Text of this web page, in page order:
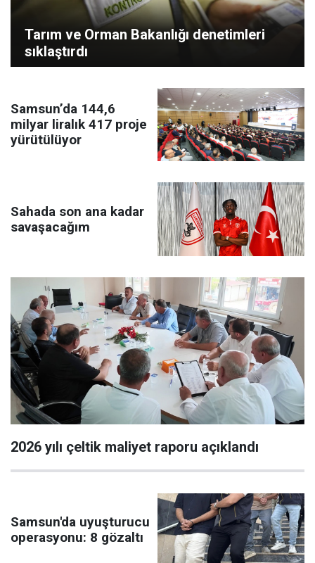
Tarım ve Orman Bakanlığı denetimleri
sıklaştırdı
Samsun’da 144,6
milyar liralık 417 proje
yürütülüyor
Sahada son ana kadar
savaşacağım
2026 yılı çeltik maliyet raporu açıklandı
Samsun'da uyuşturucu
operasyonu: 8 gözaltı